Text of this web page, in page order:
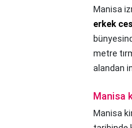
Manisa
erkek
metre
alandan
Manisa
Manisa